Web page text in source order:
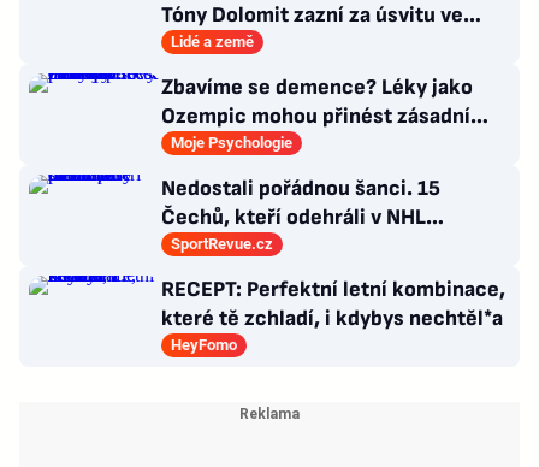
Tóny Dolomit zazní za úsvitu ve
3000 metrech
Lidé a země
Zbavíme se demence? Léky jako
Ozempic mohou přinést zásadní
průlom v léčbě Alzheimerovy
choroby
Moje Psychologie
Nedostali pořádnou šanci. 15
Čechů, kteří odehráli v NHL
maximálně dva zápasy
SportRevue.cz
RECEPT: Perfektní letní kombinace,
které tě zchladí, i kdybys nechtěl*a
HeyFomo